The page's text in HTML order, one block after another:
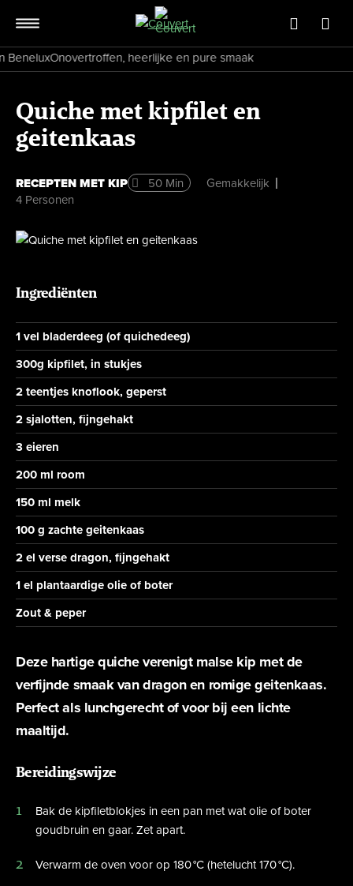
Deel een
koe
Kip
Combi
Varken
BeneluxOnovertroffen, heerlijke en pure smaak
Quiche met kipfilet en
geitenkaas
RECEPTEN MET KIP 50 Min
Gemakkelijk
4 Personen
Ingrediënten
1 vel bladerdeeg (of quichedeeg)
300g kipfilet, in stukjes
2 teentjes knoflook, geperst
2 sjalotten, fijngehakt
3 eieren
200 ml room
150 ml melk
100 g zachte geitenkaas
2 el verse dragon, fijngehakt
1 el plantaardige olie of boter
Zout & peper
Deze hartige quiche verenigt malse kip met de
verfijnde smaak van dragon en romige geitenkaas.
Perfect als lunchgerecht of voor bij een lichte
maaltijd.
Bereidingswijze
Bak de kipfiletblokjes in een pan met wat olie of boter
goudbruin en gaar. Zet apart.
Verwarm de oven voor op 180 °C (hetelucht 170 °C).